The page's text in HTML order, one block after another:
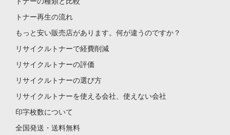
トナー再生の流れ
もっと安い販売店があります。何が違うのですか？
リサイクルトナーで経費削減
リサイクルトナーの評価
リサイクルトナーの選び方
リサイクルトナーを使える会社、使えない会社
印字枚数について
全国発送・送料無料